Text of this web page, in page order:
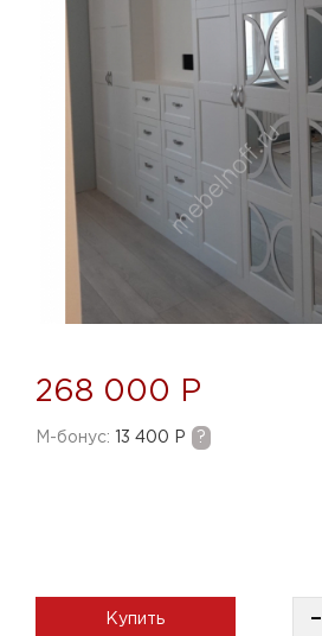
268 000 Р
M-бонус: 13 400 Р ?
Купить -